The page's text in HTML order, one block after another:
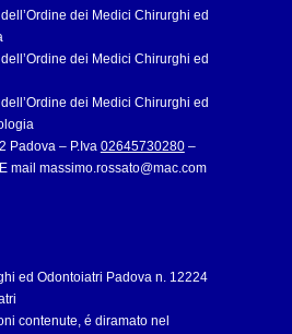
dei Medici Chirurghi ed
dei Medici Chirurghi ed
dei Medici Chirurghi ed
Padova – P.Iva 02645730280–
mail massimo.rossato@mac.com
ed Odontoiatri Padova n. 12224
contenute, é diramato nel